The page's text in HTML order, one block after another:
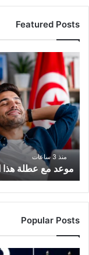
Featured Posts
موعد
عطلة
هذا
الأسبوع..
وهذه
القطاعات
المعنية
منذ 3 ساعات
موعد مع عطلة هذا
Popular Posts